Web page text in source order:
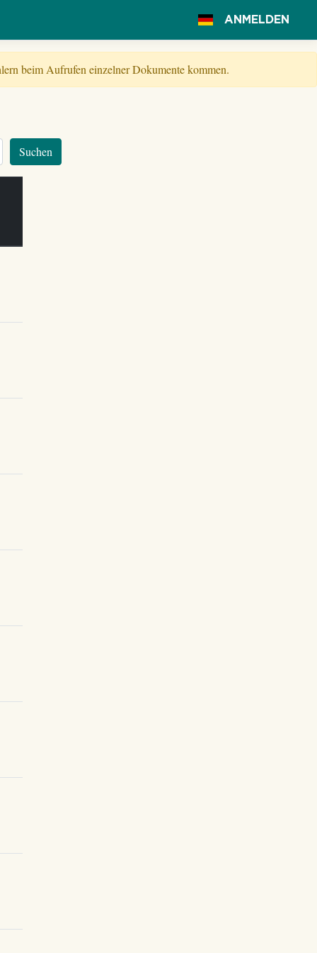
ANMELDEN
beim Aufrufen einzelner Dokumente kommen.
Suchen